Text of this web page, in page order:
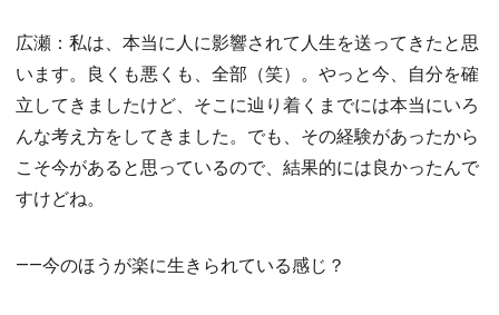
広瀬：私は、本当に人に影響されて人生を送ってきたと思
います。良くも悪くも、全部（笑）。やっと今、自分を確
立してきましたけど、そこに辿り着くまでには本当にいろ
んな考え方をしてきました。でも、その経験があったから
こそ今があると思っているので、結果的には良かったんで
すけどね。
――今のほうが楽に生きられている感じ？